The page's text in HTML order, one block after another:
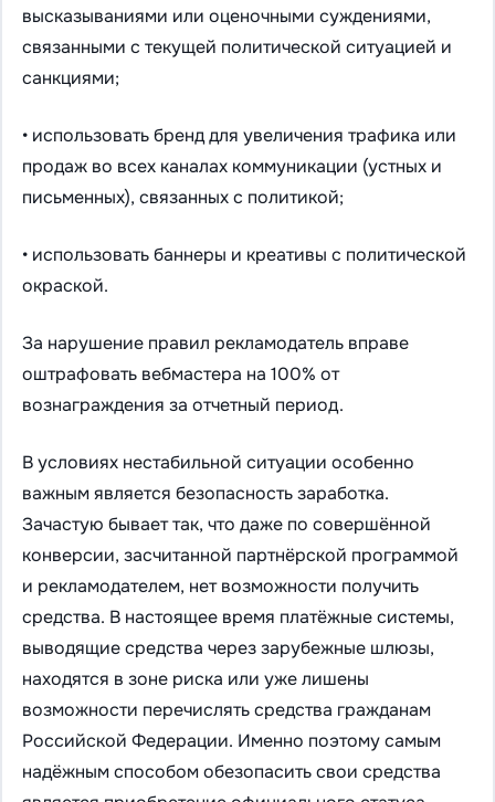
высказываниями или оценочными суждениями,
связанными с текущей политической ситуацией и
санкциями;
• использовать бренд для увеличения трафика или
продаж во всех каналах коммуникации (устных и
письменных), связанных с политикой;
• использовать баннеры и креативы с политической
окраской.
За нарушение правил рекламодатель вправе
оштрафовать вебмастера на 100% от
вознаграждения за отчетный период.
В условиях нестабильной ситуации особенно
важным является безопасность заработка.
Зачастую бывает так, что даже по совершённой
конверсии, засчитанной партнёрской программой
и рекламодателем, нет возможности получить
средства. В настоящее время платёжные системы,
выводящие средства через зарубежные шлюзы,
находятся в зоне риска или уже лишены
возможности перечислять средства гражданам
Российской Федерации. Именно поэтому самым
надёжным способом обезопасить свои средства